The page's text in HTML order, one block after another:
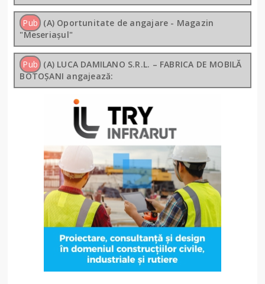
Pub (A) Oportunitate de angajare - Magazin
"Meseriașul"
Pub (A) LUCA DAMILANO S.R.L. – FABRICA DE MOBILĂ
BOTOȘANI angajează: